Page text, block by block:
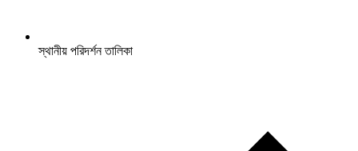
স্থানীয় পরিদর্শন তালিকা